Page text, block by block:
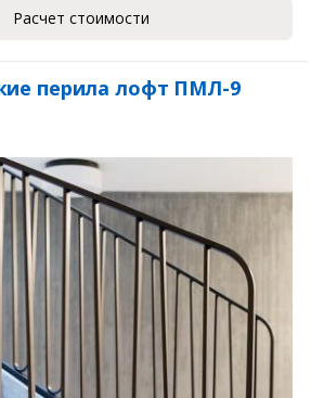
Расчет стоимости
перила лофт ПМЛ-9